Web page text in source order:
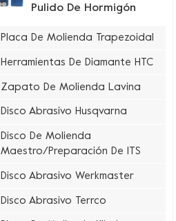
Pulido De Hormigón
Placa De Molienda Trapezoidal
Herramientas De Diamante HTC
Zapato De Molienda Lavina
Disco Abrasivo Husqvarna
Disco De Molienda
Maestro/preparación De ITS
Disco Abrasivo Werkmaster
Disco Abrasivo Terrco